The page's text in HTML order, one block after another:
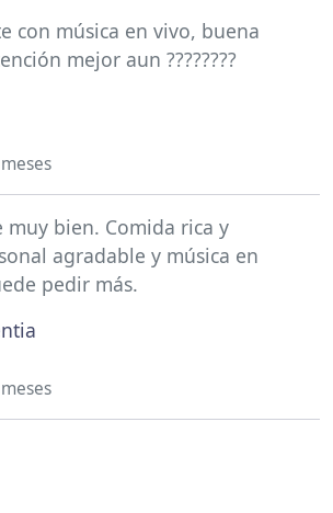
con música en vivo, buena
mejor aun ????????
muy bien. Comida rica y
agradable y música en
pedir más.